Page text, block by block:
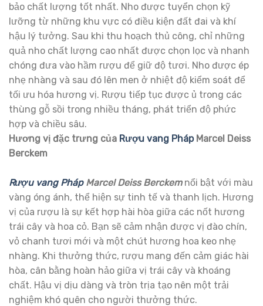
bảo chất lượng tốt nhất. Nho được tuyển chọn kỹ
lưỡng từ những khu vực có điều kiện đất đai và khí
hậu lý tưởng. Sau khi thu hoạch thủ công, chỉ những
quả nho chất lượng cao nhất được chọn lọc và nhanh
chóng đưa vào hầm rượu để giữ độ tươi. Nho được ép
nhẹ nhàng và sau đó lên men ở nhiệt độ kiểm soát để
tối ưu hóa hương vị. Rượu tiếp tục được ủ trong các
thùng gỗ sồi trong nhiều tháng, phát triển độ phức
hợp và chiều sâu.
Hương vị đặc trưng của Rượu vang PhápMarcel Deiss
Berckem
Rượu vang PhápMarcel Deiss Berckemnổi bật với màu
vàng óng ánh, thể hiện sự tinh tế và thanh lịch. Hương
vị của rượu là sự kết hợp hài hòa giữa các nốt hương
trái cây và hoa cỏ. Bạn sẽ cảm nhận được vị đào chín,
vỏ chanh tươi mới và một chút hương hoa keo nhẹ
nhàng. Khi thưởng thức, rượu mang đến cảm giác hài
hòa, cân bằng hoàn hảo giữa vị trái cây và khoáng
chất. Hậu vị dịu dàng và tròn trịa tạo nên một trải
nghiệm khó quên cho người thưởng thức.